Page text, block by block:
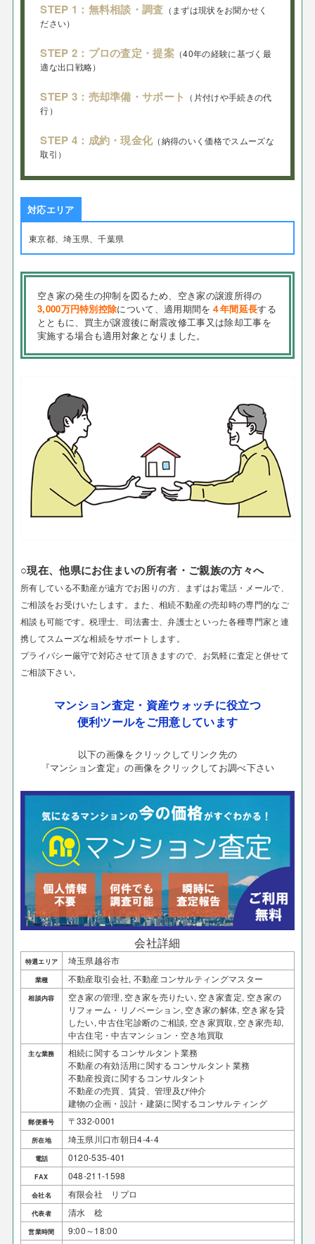
STEP 1：無料相談・調査 （まずは現状をお聞かせく
ださい）
STEP 2：プロの査定・提案 （40年の経験に基づく最
適な出口戦略）
STEP 3：売却準備・サポート （片付けや手続きの代
行）
STEP 4：成約・現金化（納得のいく価格でスムーズな
取引）
対応エリア
東京都、埼玉県、千葉県
空き家の発生の抑制を図るため、空き家の譲渡所得の
3,000万円特別控除について、適用期間を ４年間延長する
とともに、買主が譲渡後に耐震改修工事又は除却工事を
実施する場合も適用対象となりました。
○現在、他県にお住まいの所有者・ご親族の方々へ
所有している不動産が遠方でお困りの方、まずはお電話・メールで、
ご相談をお受けいたします。
また、相続不動産の売却時の専門的なご
相談も可能です。税理士、司法書士、弁護士といった各種専門家と連
携してスムーズな相続をサポートします。
プライバシー厳守で対応させて頂きますので、お気軽に査定と併せて
ご相談下さい。
マンション査定・資産ウォッチに役立つ
便利ツールをご用意しています
以下の画像をクリックしてリンク先の
『マンション査定』の画像をクリックしてお調べ下さい
会社詳細
特選エリア 埼玉県越谷市
業種 不動産取引会社, 不動産コンサルティングマスター
相談内容
空き家の管理, 空き家を売りたい, 空き家査定, 空き家の
リフォーム・リノベーション, 空き家の解体, 空き家を貸
したい, 中古住宅診断のご相談, 空き家買取, 空き家売却,
中古住宅・中古マンション・空き地買取
主な業務
相続に関するコンサルタント業務
不動産の有効活用に関するコンサルタント業務
不動産投資に関するコンサルタント
不動産の売買、賃貸、管理及び仲介
建物の企画・設計・建築に関するコンサルティング
郵便番号 〒332-0001
所在地 埼玉県川口市朝日4-4-4
電話 0120-535-401
FAX 048-211-1598
会社名 有限会社 リプロ
代表者 清水 稔
営業時間
9:00～18:00